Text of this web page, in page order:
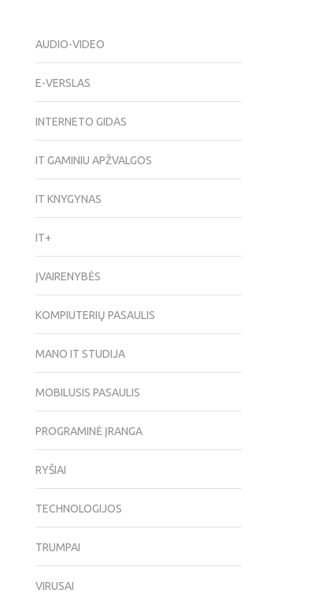
AUDIO-VIDEO
E-VERSLAS
INTERNETO GIDAS
IT GAMINIU APŽVALGOS
IT KNYGYNAS
IT+
ĮVAIRENYBĖS
KOMPIUTERIŲ PASAULIS
MANO IT STUDIJA
MOBILUSIS PASAULIS
PROGRAMINĖ ĮRANGA
RYŠIAI
TECHNOLOGIJOS
TRUMPAI
VIRUSAI